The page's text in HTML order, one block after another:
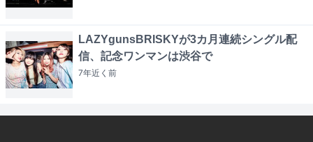
LAZYgunsBRISKYが3カ月連続シングル配
信、記念ワンマンは渋谷で
7年近く 前